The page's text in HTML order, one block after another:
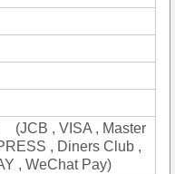
(JCB , VISA , Master
, Diners Club ,
, WeChat Pay)